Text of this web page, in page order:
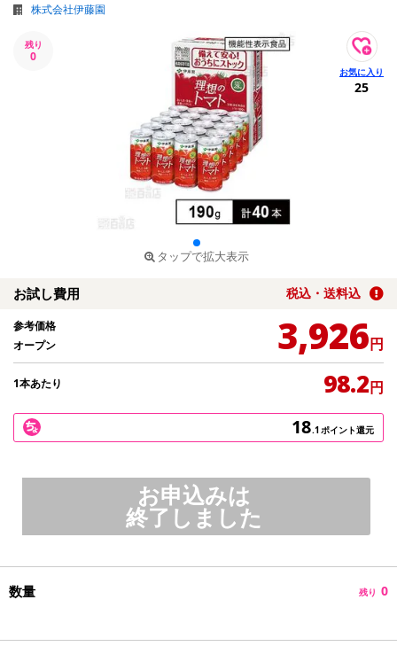
株式会社伊藤園
残り
0
タップで拡大表示
25
お試し費用 税込・送料込
参考価格
オープン
3,926円
1本あたり 98.2円
18.1ポイント還元
お申込みは
終了しました
数量 残り 0